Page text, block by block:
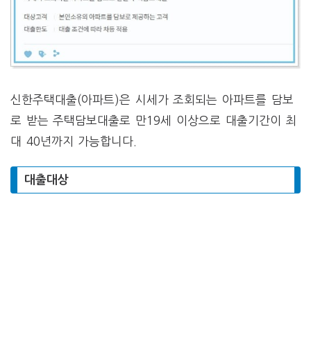
신한주택대출(아파트)은 시세가 조회되는 아파트를 담보
로 받는 주택담보대출로 만19세 이상으로 대출기간이 최
대 40년까지 가능합니다.
대출대상